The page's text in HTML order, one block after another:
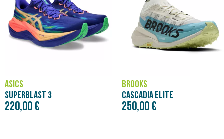
ASICS
SUPERBLAST 3
220,00 €
BROOKS
CASCADIA ELITE
250,00 €